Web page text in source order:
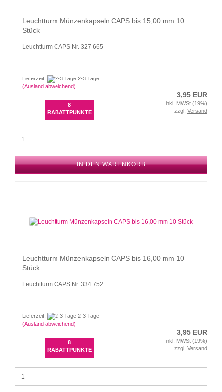
Leuchtturm Münzenkapseln CAPS bis 15,00 mm 10
Stück
Leuchtturm CAPS Nr. 327 665
Lieferzeit:
2-3 Tage
(Ausland abweichend)
8
RABATTPUNKTE
3,95 EUR
inkl. MWSt (19%)
zzgl. Versand
IN DEN WARENKORB
Leuchtturm Münzenkapseln CAPS bis 16,00 mm 10
Stück
Leuchtturm CAPS Nr. 334 752
Lieferzeit:
2-3 Tage
(Ausland abweichend)
8
RABATTPUNKTE
3,95 EUR
inkl. MWSt (19%)
zzgl. Versand